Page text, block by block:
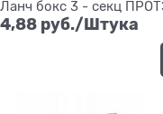
Ланч бокс 3 - секц
4,88 руб./Штука